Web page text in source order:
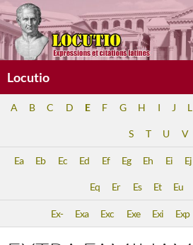
Aller
au
contenu
Locutio
A B C D E F G H I J L
S T U V
Ea Eb Ec Ed Ef Eg Eh Ei Ej
Eq Er Es Et Eu
Ex- Exa Exc Exe Exi Exp